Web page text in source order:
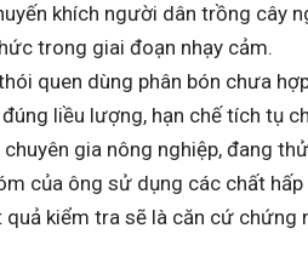
khích người dân trồng cây
trong giai đoạn nhạy cảm.
quen dùng phân bón chưa
liều lượng, hạn chế tích tụ
gia nông nghiệp, đang
của ông sử dụng các chất
kiểm tra sẽ là căn cứ